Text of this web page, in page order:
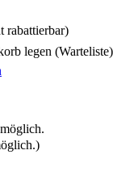
rabattierbar)
legen (Warteliste)